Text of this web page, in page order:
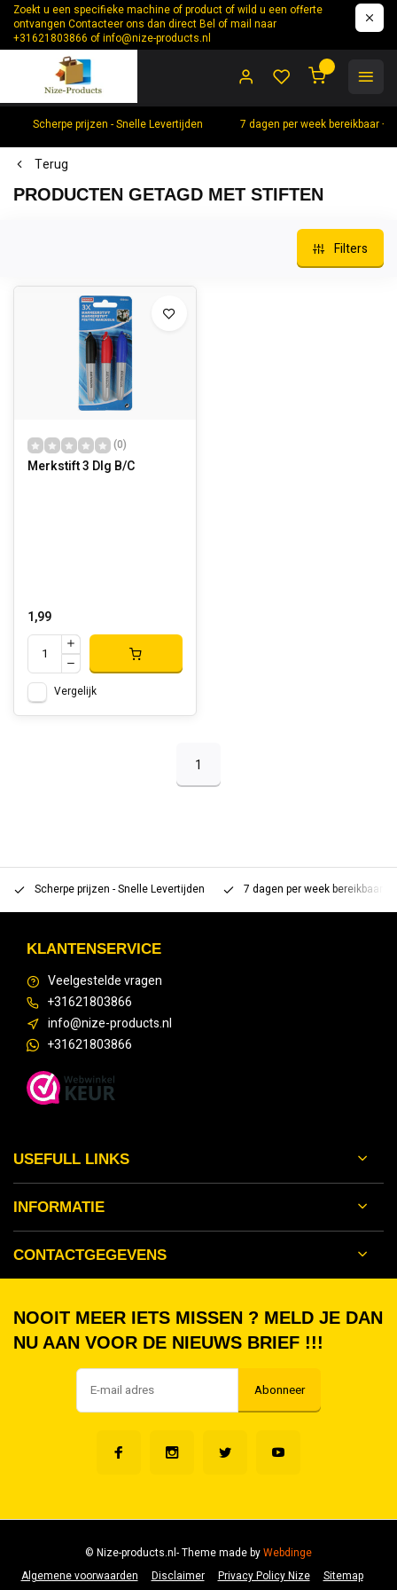
Zoekt u een specifieke machine of product of wild u een offerte
ontvangen Contacteer ons dan direct Bel of mail naar
+31621803866 ofinfo@nize-products.nl
Scherpe prijzen - Snelle Levertijden 7 dagen per week bereikbaar
Terug
PRODUCTEN GETAGD MET STIFTEN
Filters
(0)
Merkstift 3 Dlg B/C
1,99
Vergelijk
1
Scherpe prijzen - Snelle Levertijden 7 dagen per week bereikbaar
KLANTENSERVICE
Veelgestelde vragen
+31621803866
info@nize-products.nl
+31621803866
USEFULL LINKS
INFORMATIE
CONTACTGEGEVENS
NOOIT MEER IETS MISSEN ? MELD JE DAN
NU AAN VOOR DE NIEUWS BRIEF !!!
Abonneer
Algemene voorwaarden Disclaimer Privacy Policy Nize Sitemap
© Nize-products.nl- Theme made byWebdinge